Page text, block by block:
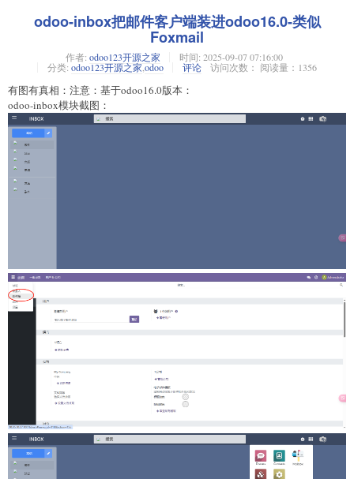
odoo-inbox把邮件客户端装进odoo16.0-类似
Foxmail
作者: odoo123开源之家 时间: 2025-09-07 07:16:00
分类: odoo123开源之家,odoo 评论 访问次数： 阅读量：1356
有图有真相：注意：基于odoo16.0版本：
odoo-inbox模块截图：